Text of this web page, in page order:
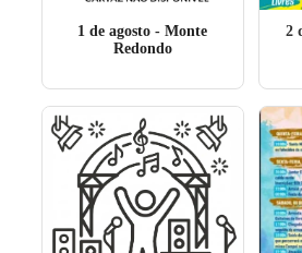
1 de agosto - Monte
Redondo
2